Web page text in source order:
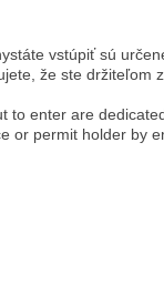
vstúpiť sú
že ste držiteľom
to enter are
or permit holder by